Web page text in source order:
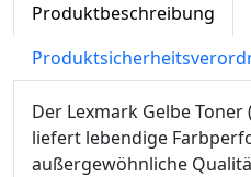
Produktbeschreibung
Der Lexmark Gelbe Toner
liefert lebendige
außergewöhnliche